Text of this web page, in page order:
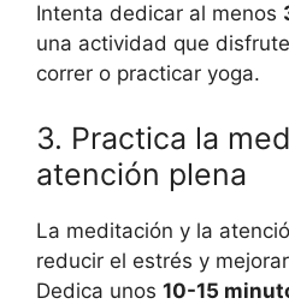
Intenta dedicar al menos
una actividad que
correr o practicar yoga.
3. Practica la
atención plena
La meditación y la
reducir el estrés y
Dedica unos 10-15